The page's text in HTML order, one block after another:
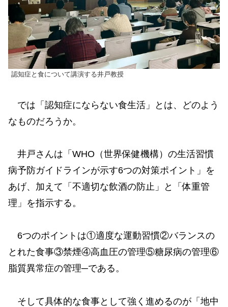
認知症と食について講演する井戸教授
では「認知症にならない食生活」とは、どのよう
なものだろうか。
井戸さんは「WHO（世界保健機構）の生活習慣
病予防ガイドラインが示す6つの対策ポイント」を
あげ、加えて「不適切な飲酒の防止」と「体重管
理」を指示する。
6つのポイントは①適度な運動習慣②バランスの
とれた食事③禁煙④高血圧の管理⑤糖尿病の管理⑥
脂質異常症の管理─である。
そして具体的な食事として強く進めるのが「地中